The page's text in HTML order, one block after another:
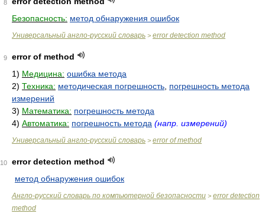
8
Безопасность: метод обнаружения ошибок
Универсальный англо-русский словарь > error detection method
9
error of method
1) Медицина: ошибка метода
2) Техника: методическая погрешность погрешность метода
измерений
3) Математика: погрешность метода
4) Автоматика: погрешность метода (напр. измерений)
Универсальный англо-русский словарь > error of method
10
error detection method
метод обнаружения ошибок
Англо-русский словарь по компьютерной безопасности > error detection
method